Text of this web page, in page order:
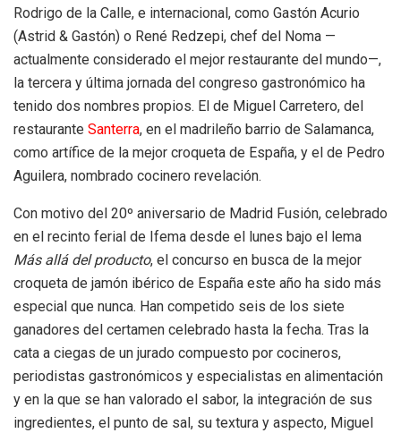
Rodrigo de la Calle, e internacional, como Gastón Acurio
(Astrid & Gastón) o René Redzepi, chef del Noma —
actualmente considerado el mejor restaurante del mundo—,
la tercera y última jornada del congreso gastronómico ha
tenido dos nombres propios. El de Miguel Carretero, del
restaurante Santerra, en el madrileño barrio de Salamanca,
como artífice de la mejor croqueta de España, y el de Pedro
Aguilera, nombrado cocinero revelación.
Con motivo del 20º aniversario de Madrid Fusión, celebrado
en el recinto ferial de Ifema desde el lunes bajo el lema
Más allá del producto, el concurso en busca de la mejor
croqueta de jamón ibérico de España este año ha sido más
especial que nunca. Han competido seis de los siete
ganadores del certamen celebrado hasta la fecha. Tras la
cata a ciegas de un jurado compuesto por cocineros,
periodistas gastronómicos y especialistas en alimentación
y en la que se han valorado el sabor, la integración de sus
ingredientes, el punto de sal, su textura y aspecto, Miguel